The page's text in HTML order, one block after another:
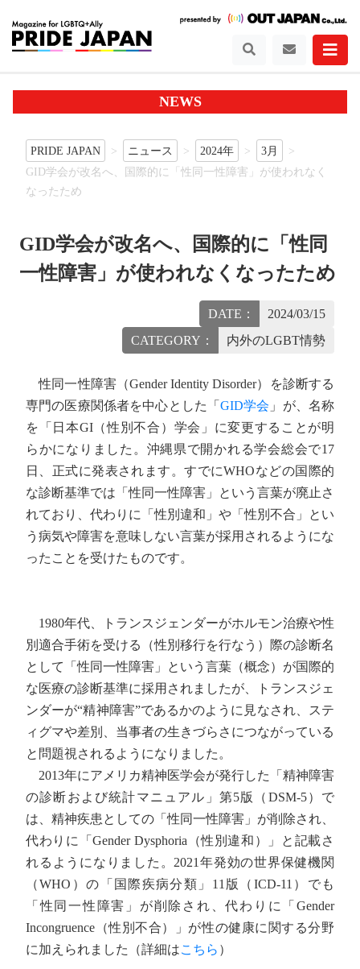
NEWS
PRIDE JAPAN ニュース 2024年
3月
GID学会が改名へ、国際的に「性同一性障害」が使われなく
なったため
GID学会が改名へ、国際的に「性同
一性障害」が使われなくなったため
DATE：
2024/03/15
CATEGORY：
内外のLGBT情勢
性同一性障害（Gender Identity Disorder）を診断する
専門の医療関係者を中心とした「GID学会 」が、名称
を「日本GI（性別不合）学会」に変更することが明
らかになりました。沖縄県で開かれる学会総会で17
日、正式に発表されます。すでにWHOなどの国際的
な診断基準では「性同一性障害」という言葉が廃止さ
れており、代わりに「性別違和」や「性別不合」とい
う病気や障害を意味しない言葉が採用されるようにな
ったことを受けたものです。
1980年代、トランスジェンダーがホルモン治療や性
別適合手術を受ける（性別移行を行なう）際の診断名
として「性同一性障害」という言葉（概念）が国際的
な医療の診断基準に採用されましたが、トランスジェ
ンダーが“精神障害”であるかのように見なされ、ステ
ィグマや差別、当事者の生きづらさにつながっている
と問題視されるようになりました。
2013年にアメリカ精神医学会が発行した「精神障害
の診断および統計マニュアル」第5版（DSM‐5）で
は、精神疾患としての「性同一性障害」が削除され、
代わりに「Gender Dysphoria（性別違和）」と記載さ
れるようになりました。2021年発効の世界保健機関
（WHO）の「国際疾病分類」11版（ICD-11）でも
「性同一性障害」が削除され、代わりに「Gender
Incongruence（性別不合）」が性の健康に関する分野
に加えられました（詳細はこちら ）